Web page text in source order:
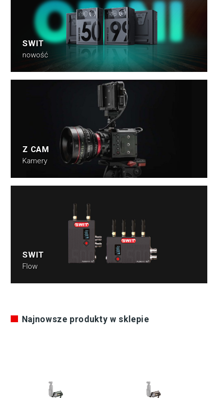
SWIT
nowość
Z CAM
Kamery
SWIT
Flow
Najnowsze produkty w sklepie